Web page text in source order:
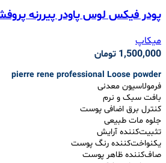
پودر فیکس لوس پاودر پیررنه
میکاپ
1,500,000 تومان
pierre rene professional Loose powder
فرمولاسیون معدنی
بافت سبک و نرم
کنترل برق اضافی پوست
جلوه مات طبیعی
تثبیت‌کننده آرایش
یکنواخت‌کننده رنگ پوست
صاف‌کننده ظاهر پوست